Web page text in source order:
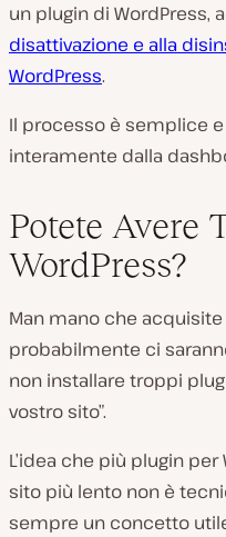
un plugin di WordPress,
disattivazione e alla
WordPress.
Il processo è semplice
interamente dalla
Potete Avere
WordPress?
Man mano che
probabilmente ci
non installare troppi
vostro sito”.
L’idea che più plugin
sito più lento non è
sempre un concetto